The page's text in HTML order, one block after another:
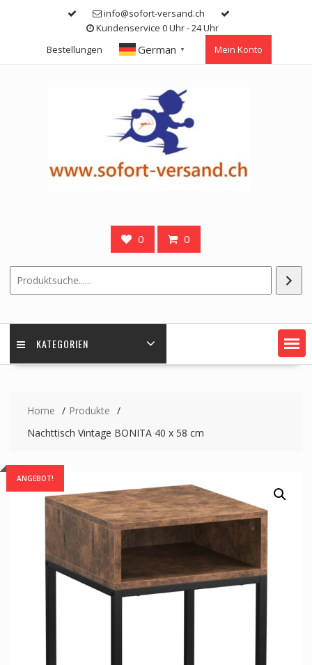
info@sofort-versand.ch
Kundenservice 0 Uhr - 24 Uhr
Bestellungen
German ▼ Mein Konto
0 0
KATEGORIEN
Home
Produkte
Nachttisch Vintage BONITA 40 x 58 cm
ANGEBOT!